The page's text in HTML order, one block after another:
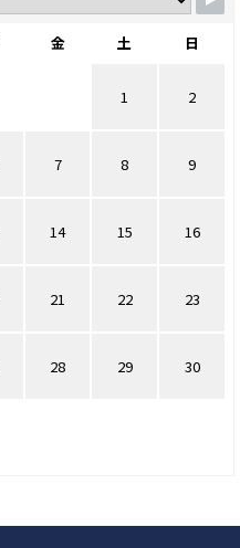
金 土 日
1 2
7 8 9
14 15 16
21 22 23
28 29 30